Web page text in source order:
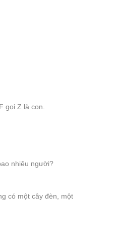
gọi Z là con.
nhiêu người?
có một cây đèn, một